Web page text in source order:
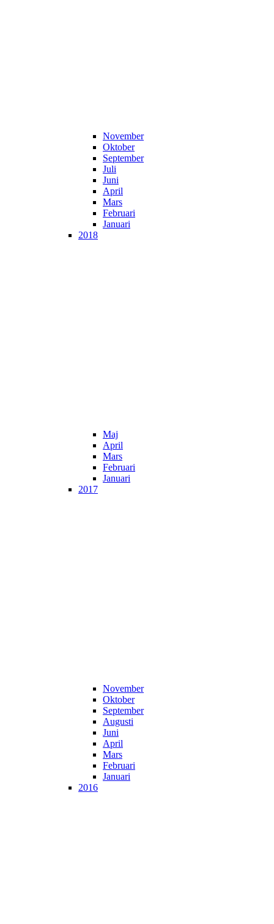
November
Oktober
September
Juli
Juni
April
Mars
Februari
Januari
2018
Maj
April
Mars
Februari
Januari
2017
November
Oktober
September
Augusti
Juni
April
Mars
Februari
Januari
2016